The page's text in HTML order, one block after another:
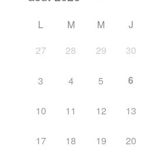
L M M J
27
28 29 30
3 4 5 6
10 11 12 13
17 18 19 20